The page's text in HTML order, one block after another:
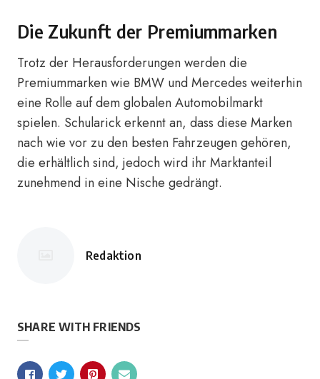
Die Zukunft der Premiummarken
Trotz der Herausforderungen werden die
Premiummarken wie BMW und Mercedes weiterhin
eine Rolle auf dem globalen Automobilmarkt
spielen. Schularick erkennt an, dass diese Marken
nach wie vor zu den besten Fahrzeugen gehören,
die erhältlich sind, jedoch wird ihr Marktanteil
zunehmend in eine Nische gedrängt.
Posted
Redaktion
SHARE WITH FRIENDS